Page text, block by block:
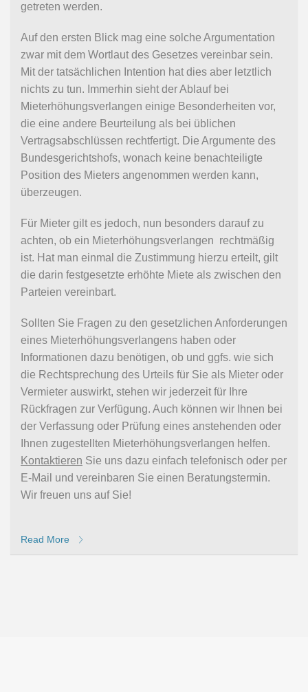
getreten werden.
Auf den ersten Blick mag eine solche Argumentation
zwar mit dem Wortlaut des Gesetzes vereinbar sein.
Mit der tatsächlichen Intention hat dies aber letztlich
nichts zu tun. Immerhin sieht der Ablauf bei
Mieterhöhungsverlangen einige Besonderheiten vor,
die eine andere Beurteilung als bei üblichen
Vertragsabschlüssen rechtfertigt. Die Argumente des
Bundesgerichtshofs, wonach keine benachteiligte
Position des Mieters angenommen werden kann,
überzeugen.
Für Mieter gilt es jedoch, nun besonders darauf zu
achten, ob ein Mieterhöhungsverlangen rechtmäßig
ist. Hat man einmal die Zustimmung hierzu erteilt, gilt
die darin festgesetzte erhöhte Miete als zwischen den
Parteien vereinbart.
Sollten Sie Fragen zu den gesetzlichen Anforderungen
eines Mieterhöhungsverlangens haben oder
Informationen dazu benötigen, ob und ggfs. wie sich
die Rechtsprechung des Urteils für Sie als Mieter oder
Vermieter auswirkt, stehen wir jederzeit für Ihre
Rückfragen zur Verfügung. Auch können wir Ihnen bei
der Verfassung oder Prüfung eines anstehenden oder
Ihnen zugestellten Mieterhöhungsverlangen helfen.
Kontaktieren Sie uns dazu einfach telefonisch oder per
E-Mail und vereinbaren Sie einen Beratungstermin.
Wir freuen uns auf Sie!
Read More